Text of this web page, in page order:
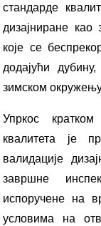
стандарде
дизајниране
које се
додајући
зимском
Упркос
квалитета је
валидације
завршне
испоручене на
условима на